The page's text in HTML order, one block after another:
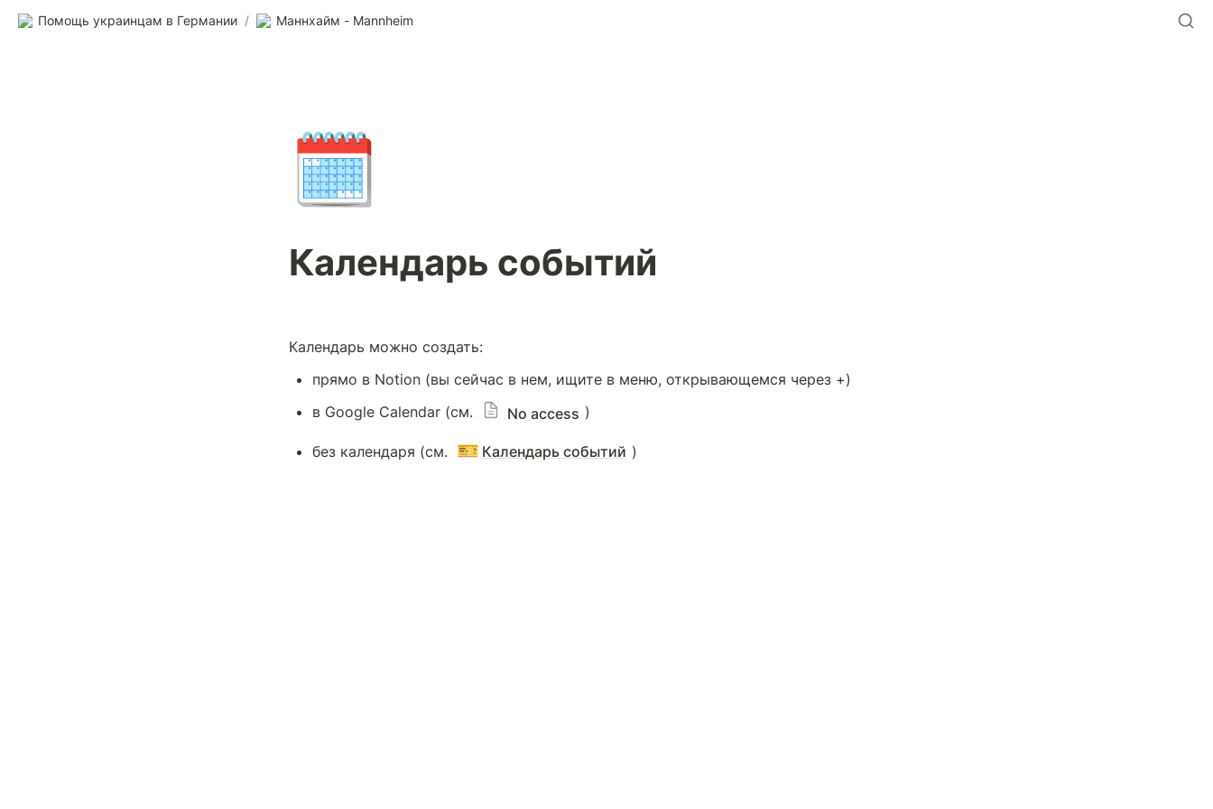
Помощь украинцам в Германии / Маннхайм - Mannheim
🗓️
Календарь событий
Календарь можно создать:
прямо в Notion (вы сейчас в нем, ищите в меню, открывающемся через +)
в Google Calendar (см.
No access )
без календаря (см. 🎫 Календарь событий )